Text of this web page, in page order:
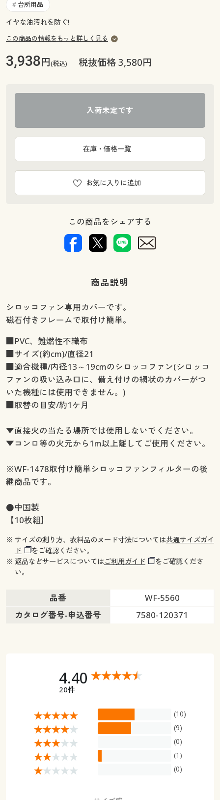
お気に入り
ご利用ガイド
サポート
ご利用ガイド
よくある質問とお問い合わせ
# 台所用品
イヤな油汚れを防ぐ!
この商品の情報をもっと詳しく見る
3,938円(税込) 税抜価格 3,580円
入荷未定です
お気に入りに追加
在庫・価格一覧
この商品をシェアする
商品説明
シロッコファン専用カバーです。
磁石付きフレームで取付け簡単。
■PVC、難燃性不織布
■サイズ(約cm)/直径21
■適合機種/内径13～19cmのシロッコファン(シロッコ
ファンの吸い込み口に、備え付けの網状のカバーがつ
いた機種には使用できません。)
■取替の目安/約1ケ月
▼直接火の当たる場所では使用しないでください。
▼コンロ等の火元から1m以上離してご使用ください。
※WF-1478取付け簡単シロッコファンフィルターの後
継商品です。
●中国製
【10枚組】
※ サイズの測り方、衣料品のヌード寸法については共通サイズガイ
ド
をご確認ください。
※ 返品などサービスについてはご利用ガイド
をご確認くださ
い。
品番
WF-5560
カタログ番号-申込番号
7580-120371
4.40
20件
(10)
(9)
(0)
(1)
(0)